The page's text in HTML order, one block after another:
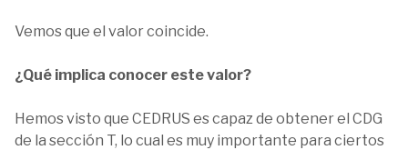
Vemos que el valor coincide.
¿Qué implica conocer este valor?
Hemos visto que CEDRUS es capaz de obtener el CDG
de la sección T, lo cual es muy importante para ciertos